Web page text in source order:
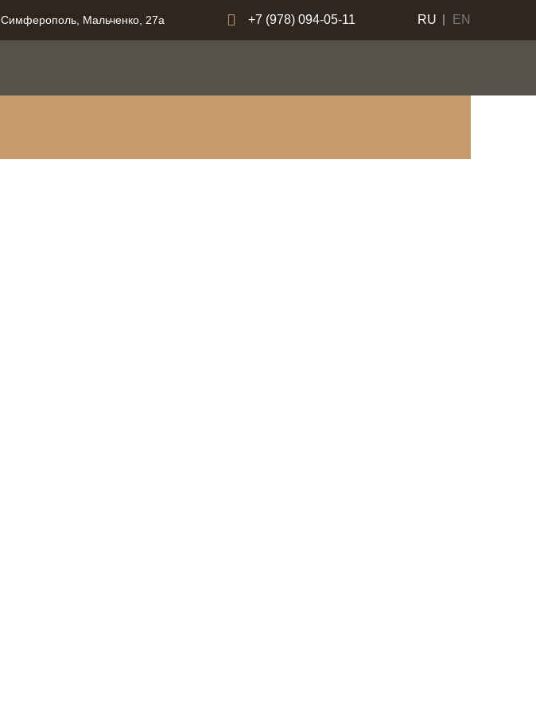
Симферополь, Мальченко, 27а +7 (978) 094-05-11 RU EN